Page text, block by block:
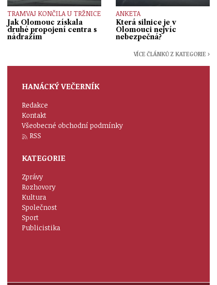
TRAMVAJ KONČILA U TRŽNICE
Jak Olomouc získala
druhé propojení centra s
nádražím
ANKETA
Která silnice je v
Olomouci nejvíc
nebezpečná?
VÍCE ČLÁNKŮ Z KATEGORIE ›
HANÁCKÝ VEČERNÍK
Redakce
Kontakt
Všeobecné obchodní podmínky
RSS
KATEGORIE
Zprávy
Rozhovory
Kultura
Společnost
Sport
Publicistika